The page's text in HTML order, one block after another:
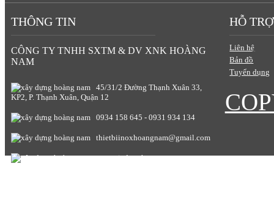
THÔNG TIN
CÔNG TY TNHH SXTM & DV XNK HOÀNG
NAM
45/31/2 Đường Thạnh Xuân 33,
KP2, P. Thạnh Xuân, Quận 12
0934 158 645 - 0931 934 134
thietbiinoxhoangnam@gmail.com
www.giadunghoangnam.com
HỖ TRỢ
Liên hệ
Bản đồ
Tuyển dụng